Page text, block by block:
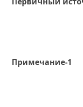
Примечание-1